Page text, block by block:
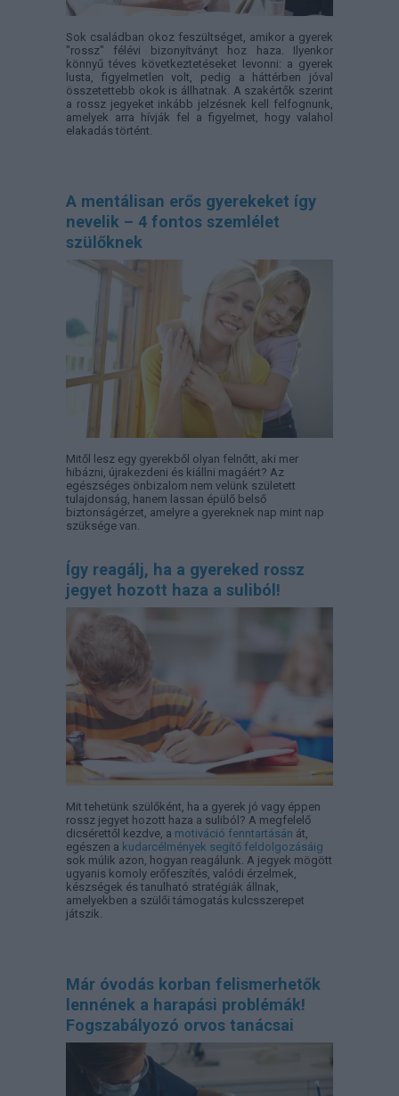
Sok családban okoz feszültséget, amikor a gyerek
"rossz" félévi bizonyítványt hoz haza. Ilyenkor
könnyű téves következtetéseket levonni: a gyerek
lusta, figyelmetlen volt, pedig a háttérben jóval
összetettebb okok is állhatnak. A szakértők szerint
a rossz jegyeket inkább jelzésnek kell felfognunk,
amelyek arra hívják fel a figyelmet, hogy valahol
elakadás történt.
A mentálisan erős gyerekeket így
nevelik – 4 fontos szemlélet
szülőknek
Mitől lesz egy gyerekből olyan felnőtt, aki mer
hibázni, újrakezdeni és kiállni magáért? Az
egészséges önbizalom nem velünk született
tulajdonság, hanem lassan épülő belső
biztonságérzet, amelyre a gyereknek nap mint nap
szüksége van.
Így reagálj, ha a gyereked rossz
jegyet hozott haza a suliból!
Mit tehetünk szülőként, ha a gyerek jó vagy éppen
rossz jegyet hozott haza a suliból? A megfelelő
dicsérettől kezdve, a motiváció fenntartásán át,
egészen a kudarcélmények segítő feldolgozásáig
sok múlik azon, hogyan reagálunk. A jegyek mögött
ugyanis komoly erőfeszítés, valódi érzelmek,
készségek és tanulható stratégiák állnak,
amelyekben a szülői támogatás kulcsszerepet
játszik.
Már óvodás korban felismerhetők
lennének a harapási problémák!
Fogszabályozó orvos tanácsai